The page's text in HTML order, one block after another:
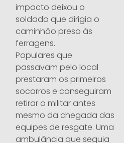
impacto deixou o
soldado que dirigia o
caminhão preso às
ferragens.
Populares que
passavam pelo local
prestaram os primeiros
socorros e conseguiram
retirar o militar antes
mesmo da chegada das
equipes de resgate. Uma
ambulância que seguia